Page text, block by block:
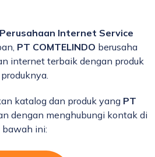
Perusahaan Internet Service
PT COMTELINDO berusaha
internet terbaik dengan produk
produknya.
katalog dan produk yang PT
dengan menghubungi kontak di
bawah ini: